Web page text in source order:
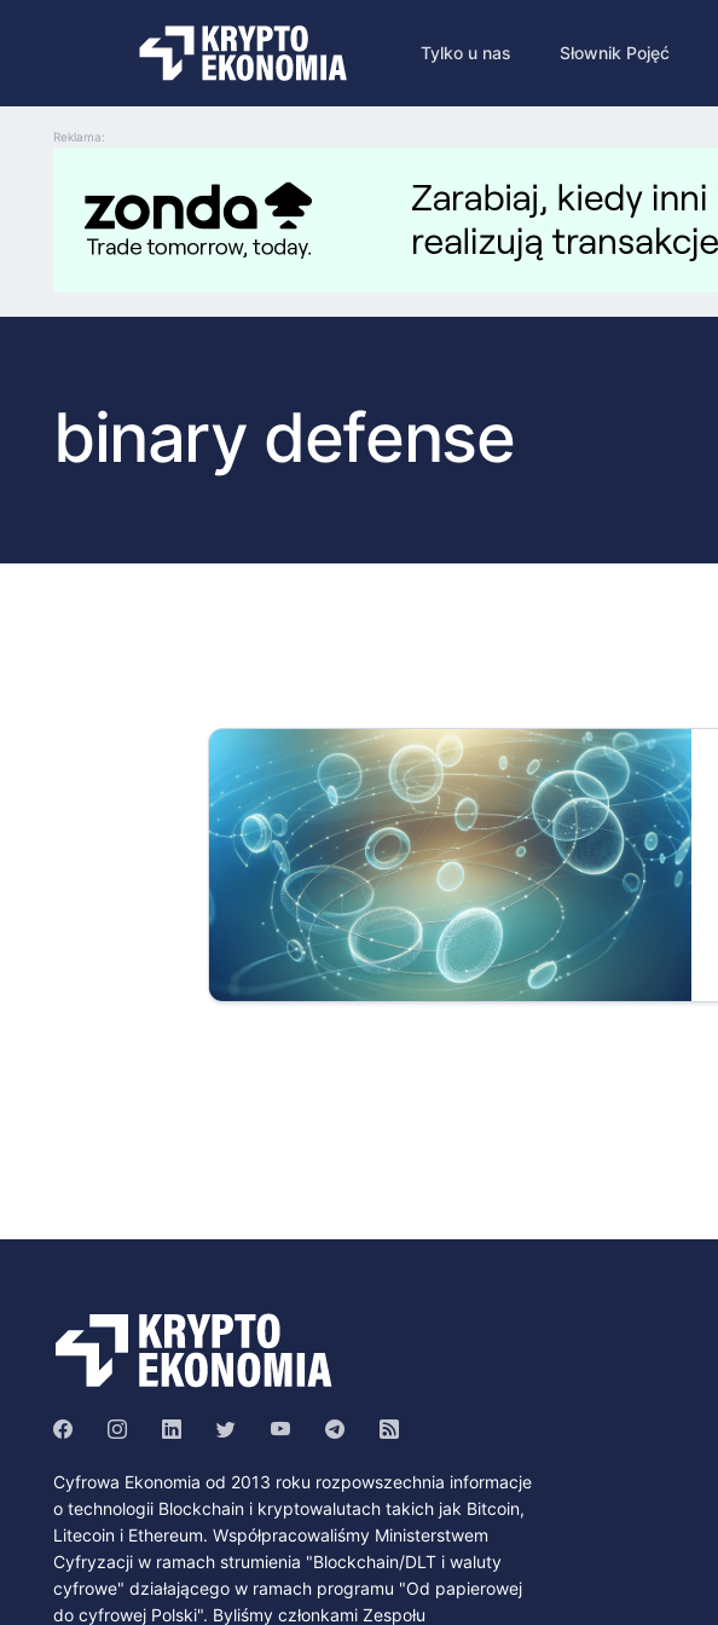
Tylko u nas Słownik Pojęć
Reklama:
binary defense
Cyfrowa Ekonomia od 2013 roku rozpowszechnia informacje
o technologii Blockchain i kryptowalutach takich jak Bitcoin,
Litecoin i Ethereum. Współpracowaliśmy Ministerstwem
Cyfryzacji w ramach strumienia "Blockchain/DLT i waluty
cyfrowe" działającego w ramach programu "Od papierowej
do cyfrowej Polski". Byliśmy członkami Zespołu